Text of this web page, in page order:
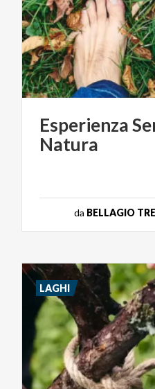
Esperienza
Natura
da BELLAGIO
LAGHI